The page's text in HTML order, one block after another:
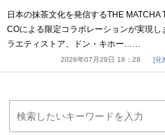
日本の抹茶文化を発信するTHE
COによる限定コラボレーションが実現
ラエティストア、ドン・キホー……
2026年07月29日 18：28 化